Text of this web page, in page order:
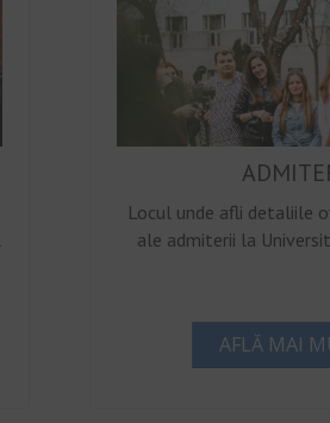
Locul unde afli detaliile
ale admiterii la
AFLĂ MAI